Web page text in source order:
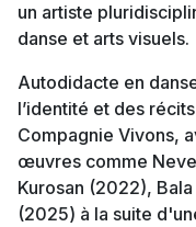
un artiste
danse et arts visuels.
Autodidacte en
l’identité et des
Compagnie Vivons,
œuvres comme
Kurosan (2022),
(2025) à la suite